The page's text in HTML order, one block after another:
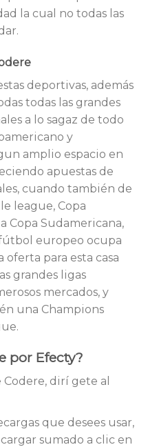
la cual no todas las
deportivas, además
todas las grandes
a lo sagaz de todo
y
amplio espacio en
apuestas de
cuando también de
league, Copa
Copa Sudamericana,
europeo ocupa
para esta casa
grandes ligas
mercados, y
una Champions
por Efecty?
dirí gete al
que desees usar,
sumado a clic en